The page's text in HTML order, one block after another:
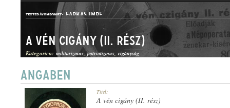
TEXTER/KOMPONIST: FARKAS IMRE
NÉPSZÍNMŰRÉSZLET
A vén cigány (II. rész)
Kategorien: militarizmus patriotizmus cigányság
Titel:
A vén cigány (II. rész)